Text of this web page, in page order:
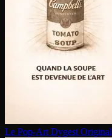
Le Pop-Art Dygest Original